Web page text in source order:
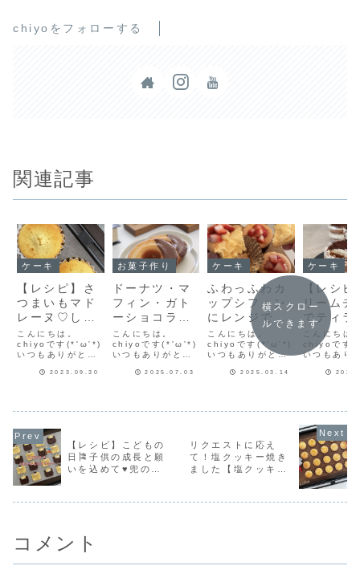
chiyoをフォローする
関連記事
ケーキ
【レシピ】さ
つまいもマド
レーヌ♡しっ
とりさつまい
も感がとって
も美味しい♡
秋の味覚のマ
こんにちは。
chiyoです(*'ω'*)
いつもありがとう
いもが美味しい季
もマドレーヌさっ
そくレシピの紹介
よ♡♥ さつまい
もマドレーヌ
♥※ポイント生地
が出来上...
2023.09.30
お菓子作り
ドーナツ・マ
フィン・ガト
ーショコラ♡
最近作ったお
やつをまとめ
て紹介しま
す！
こんにちは。
chiyoです(*'ω'*)
いつもありがとう
ひとつさせてね今
キー」レモンクッ
キーはこちら！型
のいらないクッキ
2025.07.03
ケーキ
ふわっふわカ
ップシフォン
にレンジで作
る簡単カスタ
ードをたっぷ
り♡「カスタ
ードたっぷり
こんにちは。
chiyoです(*'ω'*)
いつもありがとう
ひとつさせてね今
ン」米粉マフィン
はこちら！やさし
い風味、やさしい
2025.03.14
ケーキ
【レシ
リームチ
でティラ
♥カップ
るとって
味しい♥
ラミス
こんにちは
chiyoです
いつもあり
クリームチ
スポンジと
ミスクリー
ねるだけ！
タに作り方
あるよよか
見てみ...
横スクロー
ルできます
【レシピ】こどもの
日🎏子供の成長と願
いを込めて♥兜のお
ー】
リクエストに応え
て！塩クッキー焼き
ました【塩クッキ
コメント